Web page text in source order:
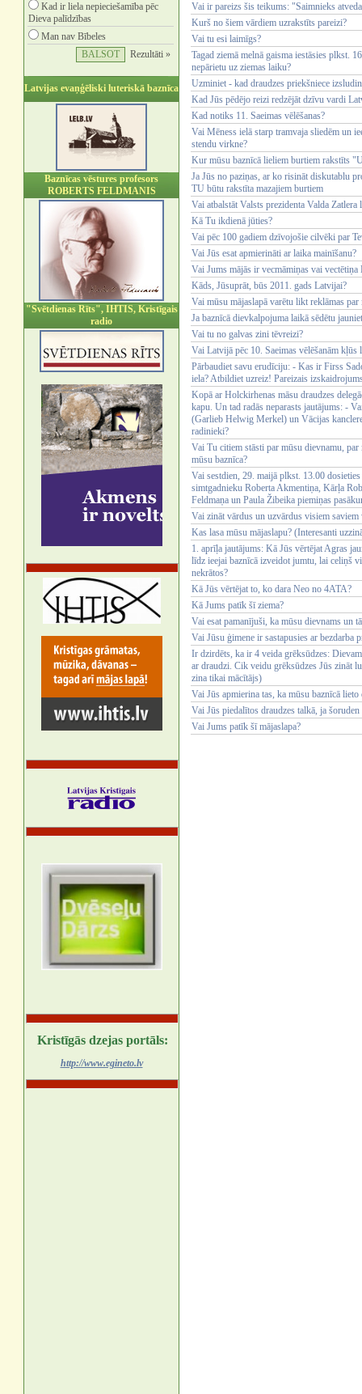
Kad ir liela nepieciešamība pēc
Dieva palīdzības
Man nav Bībeles
Rezultāti »
Latvijas evaņģēliski luteriskā baznīca
Baznīcas vēstures profesors
ROBERTS FELDMANIS
"Svētdienas Rīts", IHTIS, Kristīgais
radio
Kristīgās dzejas portāls:
http://www.egineto.lv
Vai ir pareizs šis teikums: "Saimnieks
Kurš no šiem vārdiem uzrakstīts pareizi?
Vai tu esi laimīgs?
Tagad ziemā melnā gaisma iestāsies plkst.
nepārietu uz ziemas laiku?
Uzminiet - kad draudzes priekšniece
Kad Jūs pēdējo reizi redzējāt dzīvu vardi
Kad notiks 11. Saeimas vēlēšanas?
Vai Mēness ielā starp tramvaja sliedēm un
stendu virkne?
Kur mūsu baznīcā lieliem burtiem rakstīts
Ja Jūs no paziņas, ar ko risināt diskutablu
TU būtu rakstīta mazajiem burtiem
Vai atbalstāt Valsts prezidenta Valda Zatlera
Kā Tu ikdienā jūties?
Vai pēc 100 gadiem dzīvojošie cilvēki par
Vai Jūs esat apmierināti ar laika mainīšanu?
Vai Jums mājās ir vecmāmiņas vai
Kāds, Jūsuprāt, būs 2011. gads Latvijai?
Vai mūsu mājaslapā varētu likt reklāmas
Ja baznīcā dievkalpojuma laikā sēdētu
Vai tu no galvas zini tēvreizi?
Vai Latvijā pēc 10. Saeimas vēlēšanām kļūs
Pārbaudiet savu erudīciju: - Kas ir Firss
iela? Atbildiet uzreiz! Pareizais
Kopā ar Holckirhenas māsu draudzes
kapu. Un tad radās neparasts jautājums: -
(Garlieb Helwig Merkel) un Vācijas
radinieki?
Vai Tu citiem stāsti par mūsu dievnamu,
mūsu baznīca?
Vai sestdien, 29. maijā plkst. 13.00
simtgadnieku Roberta Akmentiņa, Kārļa
Feldmaņa un Paula Žibeika piemiņas
Vai zināt vārdus un uzvārdus visiem saviem
Kas lasa mūsu mājaslapu? (Interesanti
1. aprīļa jautājums: Kā Jūs vērtējat Agras
līdz ieejai baznīcā izveidot jumtu, lai celiņš
nekrātos?
Kā Jūs vērtējat to, ko dara Neo no 4ATA?
Kā Jums patīk šī ziema?
Vai esat pamanījuši, ka mūsu dievnams un
Vai Jūsu ģimene ir sastapusies ar bezdarba
Ir dzirdēts, ka ir 4 veida grēksūdzes:
ar draudzi. Cik veidu grēksūdzes Jūs zināt
zina tikai mācītājs)
Vai Jūs apmierina tas, ka mūsu baznīcā lieto
Vai Jūs piedalītos draudzes talkā, ja
Vai Jums patīk šī mājaslapa?